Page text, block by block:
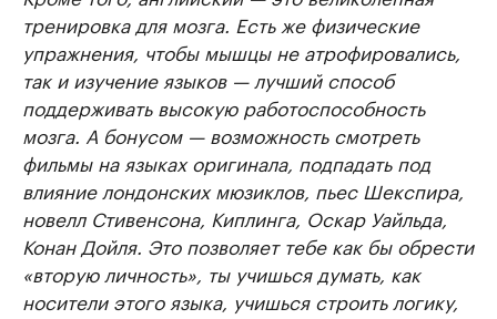
тренировка для мозга. Есть же физические
упражнения, чтобы мышцы не атрофировались,
так и изучение языков — лучший способ
поддерживать высокую работоспособность
мозга. А бонусом — возможность смотреть
фильмы на языках оригинала, подпадать под
влияние лондонских мюзиклов, пьес Шекспира,
новелл Стивенсона, Киплинга, Оскар Уайльда,
Конан Дойля. Это позволяет тебе как бы обрести
«вторую личность», ты учишься думать, как
носители этого языка, учишься строить логику,